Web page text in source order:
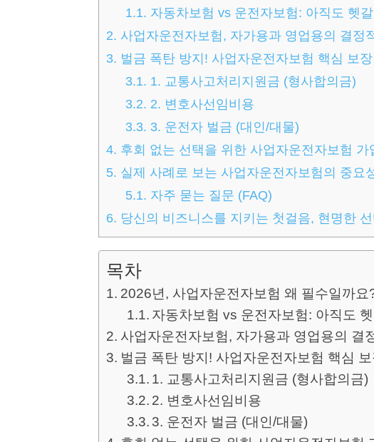
1.1. 자동차보험 vs 운전자보험: 아직도 헷
2. 사업자운전자보험, 자가용과 영업용의 결정
3. 벌금 폭탄 방지! 사업자운전자보험 핵심 보
3.1. 1. 교통사고처리지원금 (형사합의금)
3.2. 2. 변호사선임비용
3.3. 3. 운전자 벌금 (대인/대물)
4. 후회 없는 선택을 위한 사업자운전자보험 가
5. 실제 사례로 보는 사업자운전자보험의 중요
5.1. 자주 묻는 질문 (FAQ)
6. 당신의 비즈니스를 지키는 첫걸음, 현명한 선
목차
2026년, 사업자운전자보험 왜 필수일까요
자동차보험 vs 운전자보험: 아직도
사업자운전자보험, 자가용과 영업용의 결
벌금 폭탄 방지! 사업자운전자보험 핵심
1. 교통사고처리지원금 (형사합의금)
2. 변호사선임비용
3. 운전자 벌금 (대인/대물)